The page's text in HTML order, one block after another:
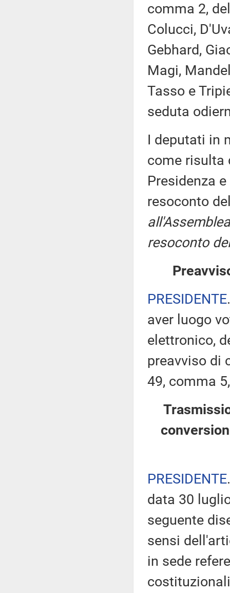
comma 2,
Colucci,
Gebhard,
Magi,
Tasso e
seduta
I deputati in
come risulta
Presidenza
resoconto
resoconto
PRESIDENTE
aver luogo
elettronico,
preavviso di
49, comma
PRESIDENTE
data 30
seguente
sensi
in sede